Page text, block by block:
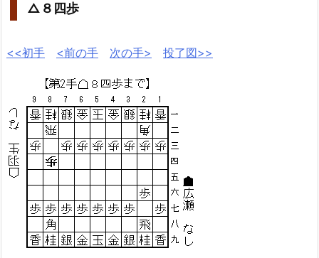
△８四歩
<<初手 <前の手 次の手> 投了図>>